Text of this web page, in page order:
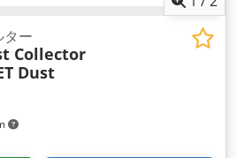
ター
Collector
Dust